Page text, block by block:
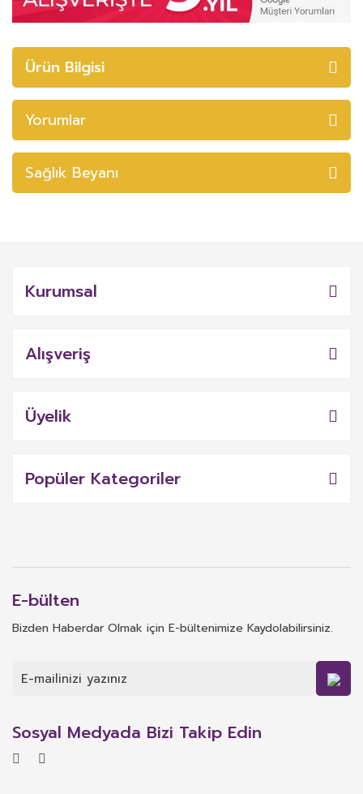
Ürün Bilgisi
Yorumlar
Sağlık Beyanı
Kurumsal
Alışveriş
Üyelik
Popüler Kategoriler
E-bülten
Bizden Haberdar Olmak için E-bültenimize Kaydolabilirsiniz.
Sosyal Medyada Bizi Takip Edin